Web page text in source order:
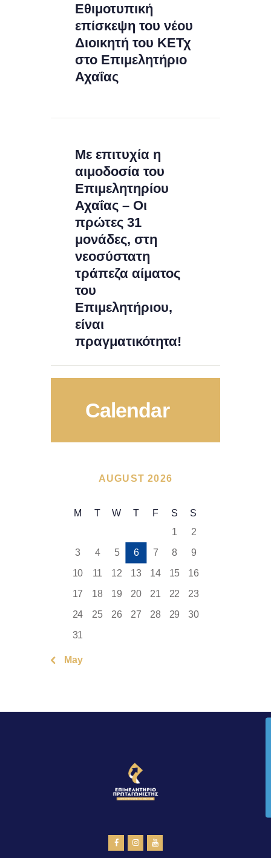
Εθιμοτυπική
επίσκεψη του νέου
Διοικητή του ΚΕΤχ
στο Επιμελητήριο
Αχαΐας
Με επιτυχία η
αιμοδοσία του
Επιμελητηρίου
Αχαΐας – Οι
πρώτες 31
μονάδες, στη
νεοσύστατη
τράπεζα αίματος
του
Επιμελητήριου,
είναι
πραγματικότητα!
Calendar
AUGUST 2026
M T W T F S
S
1
2
3
4 5 6 7 8
9
10
11 12 13 14 15
16
17
18 19 20 21 22
23
24
25 26 27 28 29
30
31
« May